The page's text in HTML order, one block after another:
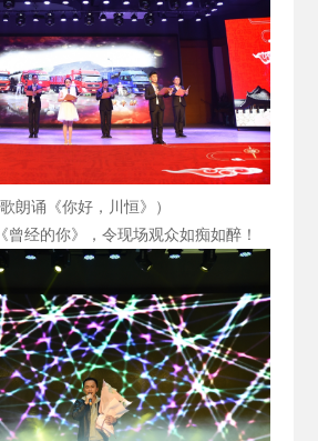
歌朗诵《你好，川恒》）
曾经的你》，令现场观众如痴如醉！